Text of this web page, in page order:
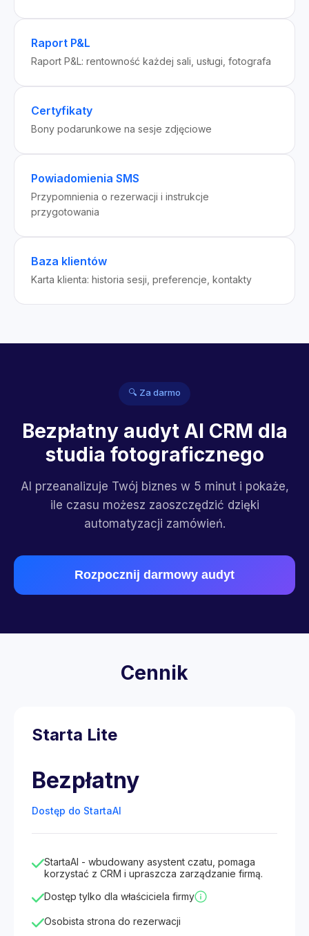
Raport P&L
Raport P&L: rentowność każdej sali, usługi, fotografa
Certyfikaty
Bony podarunkowe na sesje zdjęciowe
Powiadomienia SMS
Przypomnienia o rezerwacji i instrukcje
przygotowania
Baza klientów
Karta klienta: historia sesji, preferencje, kontakty
🔍 Za darmo
Bezpłatny audyt AI CRM dla
studia fotograficznego
AI przeanalizuje Twój biznes w 5 minut i pokaże,
ile czasu możesz zaoszczędzić dzięki
automatyzacji zamówień.
Rozpocznij darmowy audyt
Cennik
Starta Lite
Bezpłatny
Dostęp do StartaAI
StartaAI - wbudowany asystent czatu, pomaga
korzystać z CRM i upraszcza zarządzanie firmą.
Dostęp tylko dla właściciela firmy
Osobista strona do rezerwacji